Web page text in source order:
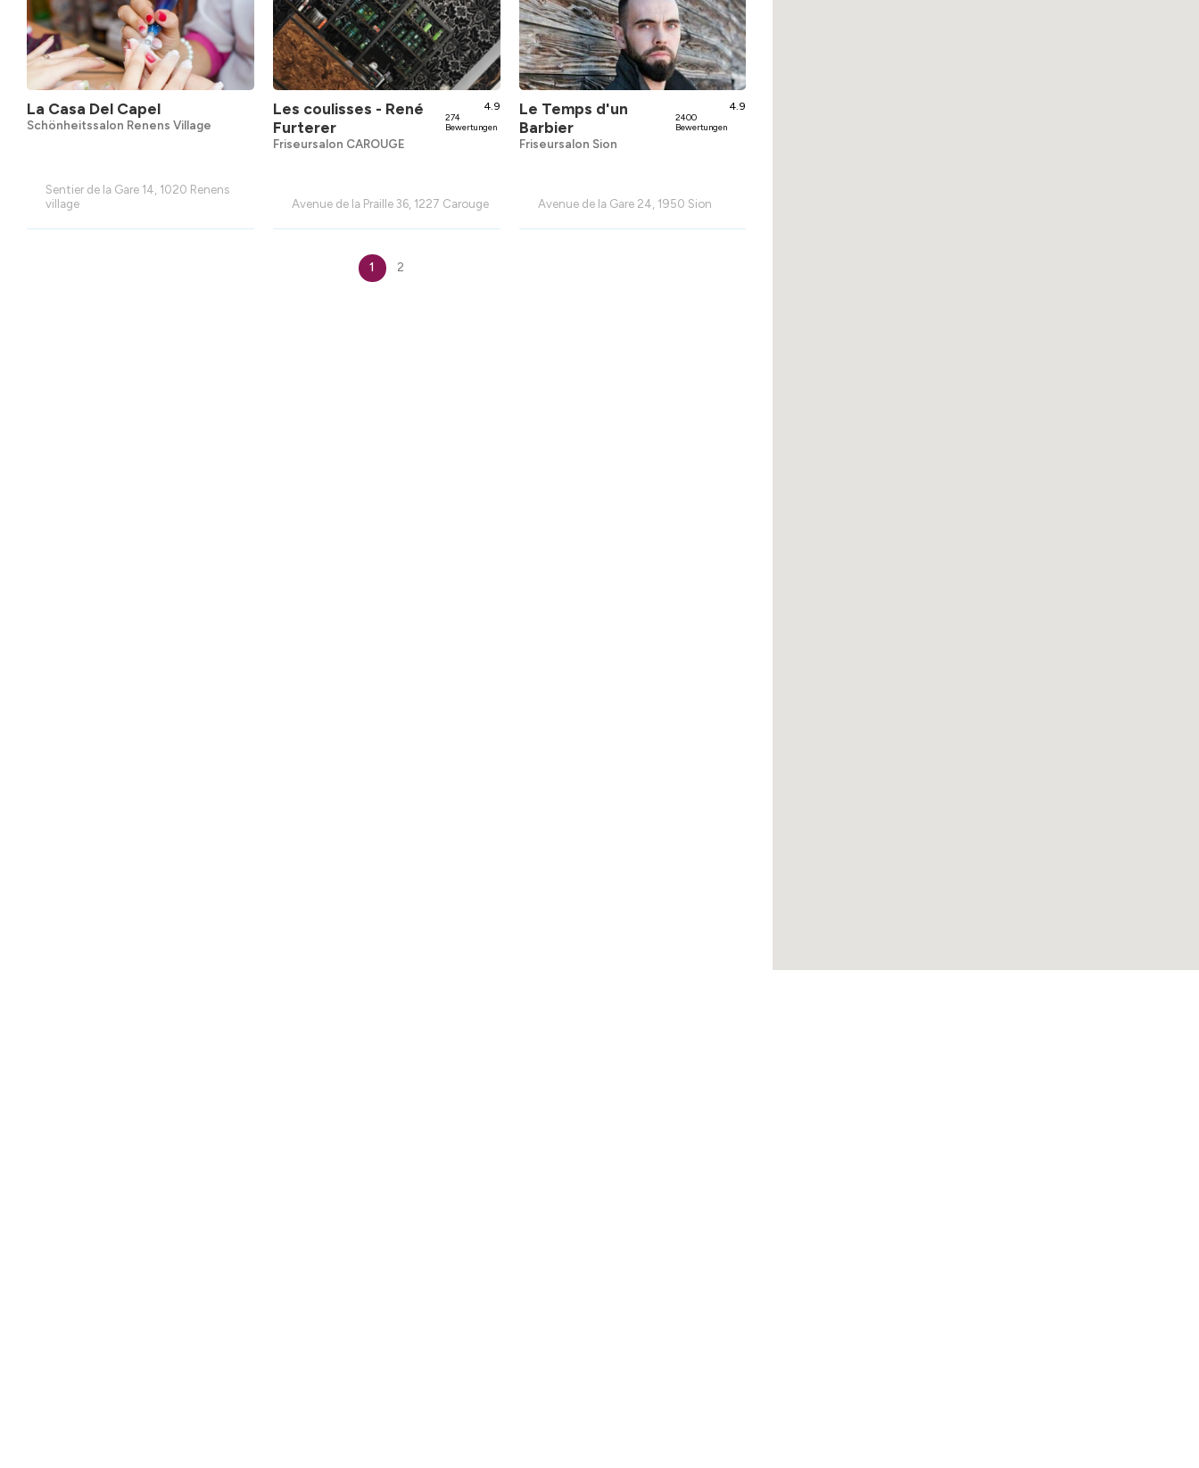
La Casa Del Capel
Schönheitssalon Renens Village
Sentier de la Gare 14, 1020 Renens
village
Les coulisses - René
Furterer
4.9
274
Bewertungen
Friseursalon CAROUGE
Avenue de la Praille 36, 1227 Carouge
Le Temps d'un
Barbier
4.9
2400
Bewertungen
Friseursalon Sion
Avenue de la Gare 24, 1950 Sion
1 2